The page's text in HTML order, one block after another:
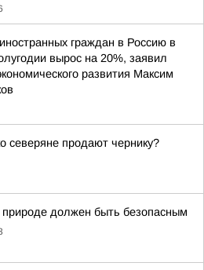
граждан в Россию в
вырос на 20%, заявил
развития Максим
северяне продают чернику?
должен быть безопасным